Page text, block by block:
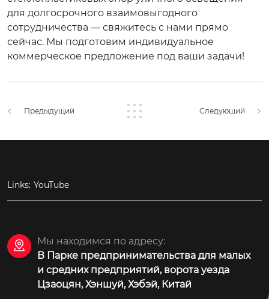
для долгосрочного взаимовыгодного
сотрудничества — свяжитесь с нами прямо
сейчас. Мы подготовим индивидуальное
коммерческое предложение под ваши задачи!
Предыдущий Следующий
Links: YouTube

Мы находимся по адресу:
В Парке предпринимательства для малых
и средних предприятий, ворота уезда
Цзаоцян, Хэншуй, Хэбэй, Китай